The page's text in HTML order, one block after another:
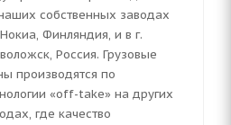
собственных заводах
Нокиа, Финляндия, и в г.
Россия. Грузовые
производятся по
«off-take» на других
где качество